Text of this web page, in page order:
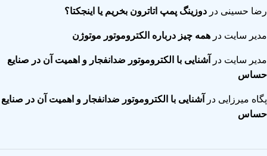
رضا حسینی در دوزینگ پمپ‌ اتاترون بخریم یا اینجکتا؟
مدیر سایت در همه چیز درباره الکتروموتور موتوژن
مدیر سایت در
آشنایی با الکتروموتور ضدانفجار و اهمیت آن در صنایع
حساس
پگاه میرزایی در
آشنایی با الکتروموتور ضدانفجار و اهمیت آن در صنایع
حساس